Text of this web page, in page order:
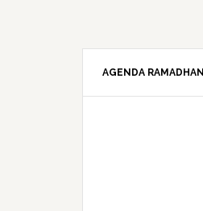
AGENDA RAMADHAN